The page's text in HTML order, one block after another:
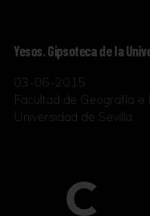
Yesos. Gipsoteca de la
03-06-2015
Facultad de Geografía e
Universidad de Sevilla